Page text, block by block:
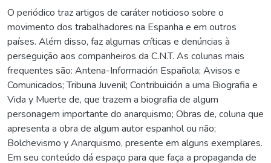
O periódico traz artigos de caráter noticioso sobre o
movimento dos trabalhadores na Espanha e em outros
países. Além disso, faz algumas críticas e denúncias à
perseguição aos companheiros da C.N.T. As colunas mais
frequentes são: Antena-Información Española; Avisos e
Comunicados; Tribuna Juvenil; Contribuición a uma Biografia e
Vida y Muerte de, que trazem a biografia de algum
personagem importante do anarquismo; Obras de, coluna que
apresenta a obra de algum autor espanhol ou não;
Bolchevismo y Anarquismo, presente em alguns exemplares.
Em seu conteúdo dá espaço para que faça a propaganda de